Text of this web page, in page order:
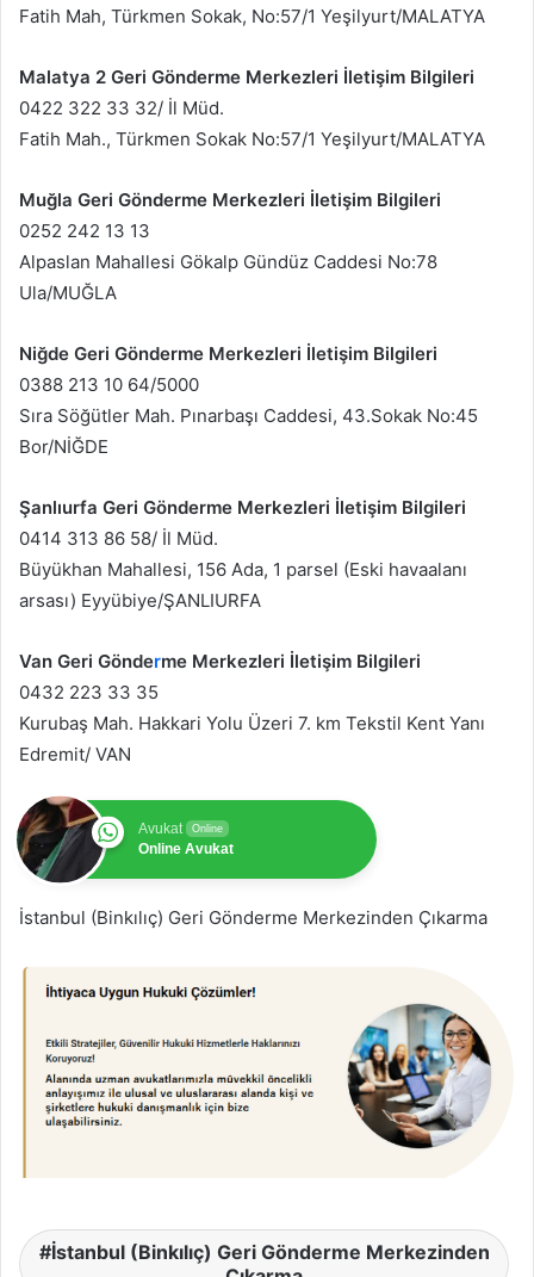
Fatih Mah, Türkmen Sokak, No:57/1 Yeşilyurt/MALATYA
Malatya 2 Geri Gönderme Merkezleri İletişim Bilgileri
0422 322 33 32/ İl Müd.
Fatih Mah., Türkmen Sokak No:57/1 Yeşilyurt/MALATYA
Muğla Geri Gönderme Merkezleri İletişim Bilgileri
0252 242 13 13
Alpaslan Mahallesi Gökalp Gündüz Caddesi No:78
Ula/MUĞLA
Niğde Geri Gönderme Merkezleri İletişim Bilgileri
0388 213 10 64/5000
Sıra Söğütler Mah. Pınarbaşı Caddesi, 43.Sokak No:45
Bor/NİĞDE
Şanlıurfa Geri Gönderme Merkezleri İletişim Bilgileri
0414 313 86 58/ İl Müd.
Büyükhan Mahallesi, 156 Ada, 1 parsel (Eski havaalanı
arsası) Eyyübiye/ŞANLIURFA
Van Geri Gönderme Merkezleri İletişim Bilgileri
0432 223 33 35
Kurubaş Mah. Hakkari Yolu Üzeri 7. km Tekstil Kent Yanı
Edremit/ VAN
Avukat Online
Online Avukat
İstanbul (Binkılıç) Geri Gönderme Merkezinden Çıkarma
İstanbul (Binkılıç) Geri Gönderme Merkezinden